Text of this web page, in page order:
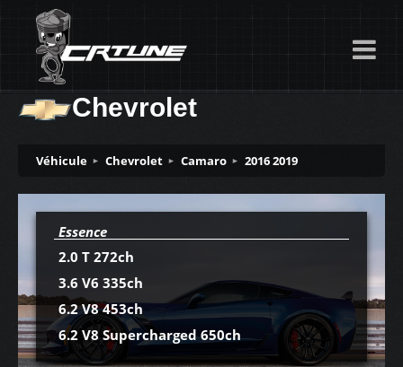
Chevrolet
Véhicule Chevrolet Camaro 2016 2019
Essence
2.0 T 272ch
3.6 V6 335ch
6.2 V8 453ch
6.2 V8 Supercharged 650ch